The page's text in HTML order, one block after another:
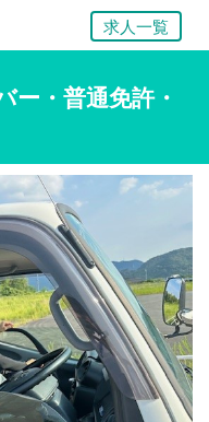
求人一覧
ー・普通免許・